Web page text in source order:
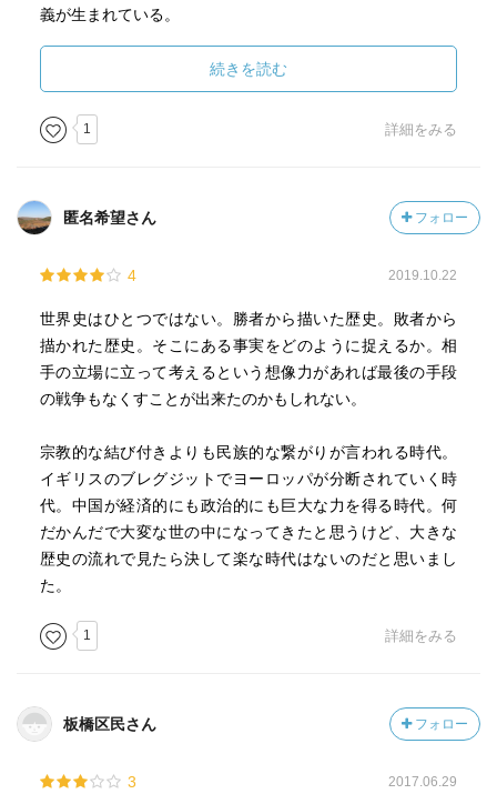
義が生まれている。
②(過去)
百年戦争などにより中央集権が進む中で宗教改革が起こ
り、宗教より国家への帰属意識が強くなった。さらに、フ
くなったフランスを各国が目の当たりにした。
国民国家は帝国主義下で国家の強化や格差で生まれた精神
ナショナリズムによる民族的対立が第1次世界大戦のバルカ
ン半島の火種や昨今のウクライナ問題などへ繋がってい
る。
②'新帝国主義の基でアメリカが持つ合理主義が台頭してい
トランドやアイルランド、ウクライナ、沖縄など民族意識
が高揚に端を発する問題が増えている。
一方でISなどイスラム過激派は精神的な空白を宗教的に乗
り越えようとして原理主義のばらまきを行っている。
これらの問題はバルカン半島のように火種として各地で燻
【どうしていく？】
日本としてはイギリスのように世界は多視点から見る必要
がある。
恐慌が起こるサイクル(著者的に有力な説)
続きを読む
1 詳細をみる
匿名希望さん フォロー
4 2019.10.22
世界史はひとつではない。勝者から描いた歴史。敗者から
描かれた歴史。そこにある事実をどのように捉えるか。相
手の立場に立って考えるという想像力があれば最後の手段
の戦争もなくすことが出来たのかもしれない。
宗教的な結び付きよりも民族的な繋がりが言われる時代。
イギリスのブレグジットでヨーロッパが分断されていく時
代。中国が経済的にも政治的にも巨大な力を得る時代。何
だかんだで大変な世の中になってきたと思うけど、大きな
歴史の流れで見たら決して楽な時代はないのだと思いまし
た。
1 詳細をみる
板橋区民さん フォロー
3 2017.06.29